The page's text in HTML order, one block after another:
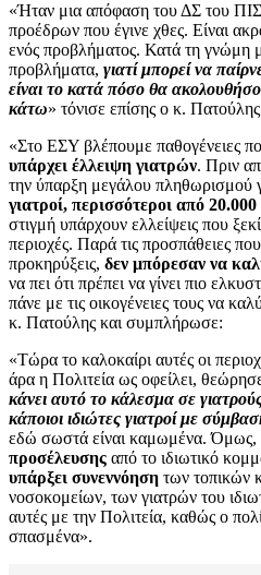
«Ήταν μια απόφαση του ΔΣ του
προέδρων που έγινε χθες. Είναι
ενός προβλήματος. Κατά τη γνώμη
προβλήματα, γιατί μπορεί να
είναι το κατά πόσο θα
κάτω» τόνισε επίσης ο κ.
«Στο ΕΣΥ βλέπουμε παθογένειες
υπάρχει έλλειψη γιατρών. Πριν
την ύπαρξη μεγάλου πληθωρισμού
γιατροί, περισσότεροι από
στιγμή υπάρχουν ελλείψεις που
περιοχές. Παρά τις προσπάθειες
προκηρύξεις, δεν μπόρεσαν να
να πει ότι πρέπει να γίνει πιο
πάνε με τις οικογένειες τους να
κ. Πατούλης και συμπλήρωσε:
«Τώρα το καλοκαίρι αυτές οι
άρα η Πολιτεία ως οφείλει,
κάνει αυτό το κάλεσμα σε
κάποιοι ιδιώτες γιατροί με
εδώ σωστά είναι καμωμένα. Όμως,
προσέλευσης από το ιδιωτικό
υπάρξει συνεννόηση των τοπικών
νοσοκομείων, των γιατρών του
αυτές με την Πολιτεία, καθώς ο
σπασμένα».